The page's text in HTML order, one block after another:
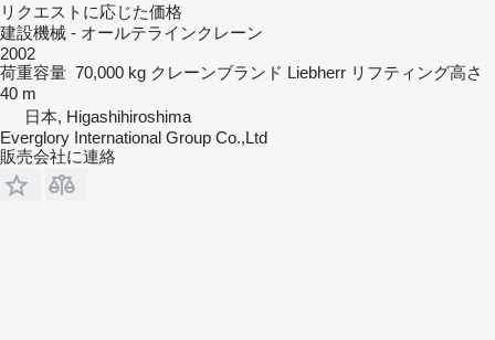
リクエストに応じた価格
建設機械 - オールテラインクレーン
2002
荷重容量 70,000 kg クレーンブランド Liebherr リフティング高さ
40 m
日本, Higashihiroshima
Everglory International Group Co.,Ltd
販売会社に連絡